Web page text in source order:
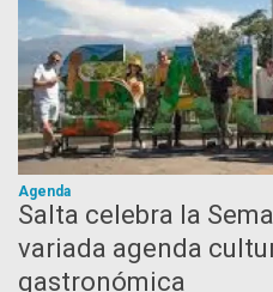
Agenda
Salta celebra la
variada agenda
gastronómica